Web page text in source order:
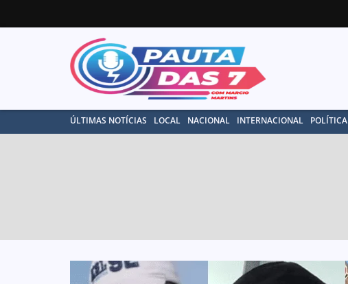
ÚLTIMAS NOTÍCIAS LOCAL NACIONAL INTERNACIONAL POLÍTICA